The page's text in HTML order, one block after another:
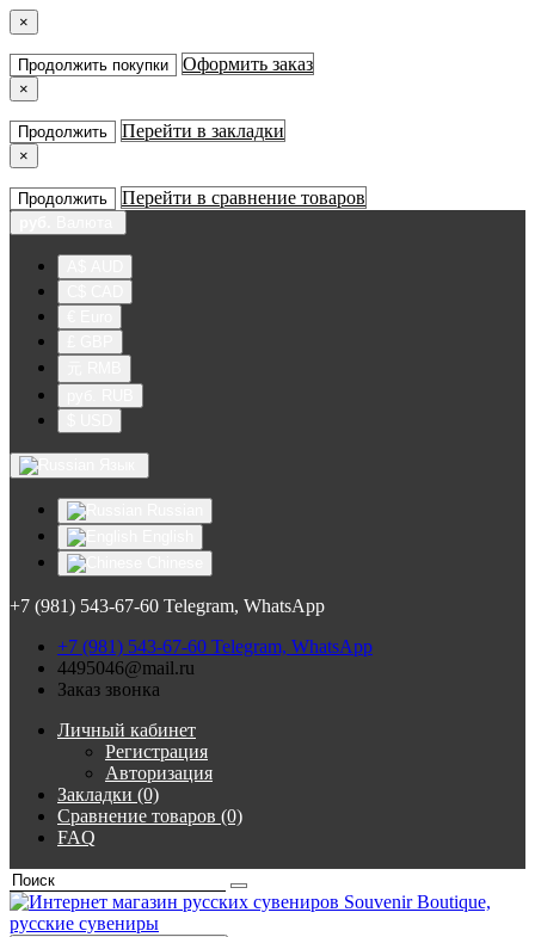
×
Продолжить покупки Оформить заказ
×
Продолжить Перейти в закладки
×
Продолжить Перейти в сравнение товаров
+7 (981) 543-67-60 Telegram, WhatsApp
+7 (981) 543-67-60 Telegram, WhatsApp
4495046@mail.ru
Заказ звонка
Личный кабинет
Регистрация
Авторизация
Закладки (0)
Сравнение товаров (0)
FAQ